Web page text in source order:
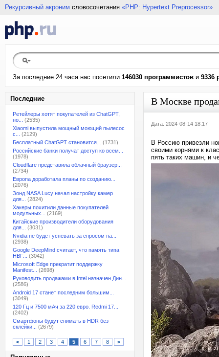
Рекурсивный акроним словосочетания «PHP: Hypertext Preprocessor»
За последние 24 часа нас посетили 146030 программистов и 9336
Последние
Ретейлеры хотят покупателей из ChatGPT,
но...
(2535)
Xiaomi выпустила мощный моющий пылесос
с...
(2129)
Бесплатный ChatGPT становится...
(1731)
Российские банки получат доступ ко всем...
(1978)
Cloudflare представила облачный браузер...
(2734)
Европа доработала планы по созданию...
(2076)
Зонд NASA Lucy начал настройку камер
для...
(2824)
Хакеры похитили данные покупателей
модульных...
(2169)
Китайские производители оборудования
для...
(3031)
Nvidia не будет успевать за спросом на...
(2938)
Google DeepMind считает, что память типа
HBF...
(3042)
Microsoft Edge прекратит поддержку
Manifest...
(2698)
Руководить продажами в Intel назначен Дин...
(2586)
Android 17 станет последним большим...
(3049)
120 Гц и 7500 мАч за 220 евро. Redmi 17...
(2402)
Смартфоны будут снимать в HDR без
склейки...
(2679)
< 1 2 3 4 5 6 7 8 >
В Москве
Дата: 2024-08-14 18:17
В Россию привезли
своими корнями к
пять таких машин, и